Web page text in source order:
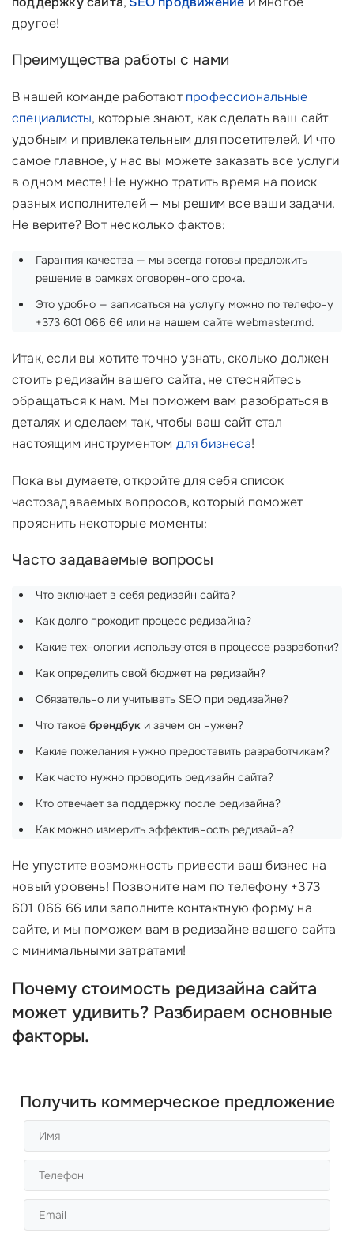
другое!
Преимущества работы с нами
В нашей команде работаютпрофессиональные
специалисты, которые знают, как сделать ваш сайт
удобным и привлекательным для посетителей. И что
самое главное, у нас вы можете заказать все услуги
в одном месте! Не нужно тратить время на поиск
разных исполнителей — мы решим все ваши задачи.
Не верите? Вот несколько фактов:
Гарантия качества — мы всегда готовы предложить
решение в рамках оговоренного срока.
Это удобно — записаться на услугу можно по телефону
+373 601 066 66 или на нашем сайте webmaster.md.
Итак, если вы хотите точно узнать, сколько должен
стоить редизайн вашего сайта, не стесняйтесь
обращаться к нам. Мы поможем вам разобраться в
деталях и сделаем так, чтобы ваш сайт стал
настоящим инструментом для бизнеса!
Пока вы думаете, откройте для себя список
частозадаваемых вопросов, который поможет
прояснить некоторые моменты:
Часто задаваемые вопросы
Что включает в себя редизайн сайта?
Как долго проходит процесс редизайна?
Какие технологии используются в процессе разработки?
Как определить свой бюджет на редизайн?
Обязательно ли учитывать SEO при редизайне?
Что такое брендбук и зачем он нужен?
Какие пожелания нужно предоставить разработчикам?
Как часто нужно проводить редизайн сайта?
Кто отвечает за поддержку после редизайна?
Как можно измерить эффективность редизайна?
Не упустите возможность привести ваш бизнес на
новый уровень! Позвоните нам по телефону +373
601 066 66 или заполните контактную форму на
сайте, и мы поможем вам в редизайне вашего сайта
с минимальными затратами!
Почему стоимость редизайна сайта
может удивить? Разбираем основные
факторы.
Получить коммерческое предложение